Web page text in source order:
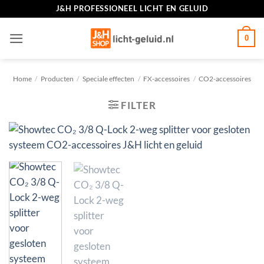
inhoud
J&H PROFESSIONEEL LICHT EN GELUID
0
Home / Producten / Speciale effecten / FX-accessoires / CO2-accessoires
FILTER